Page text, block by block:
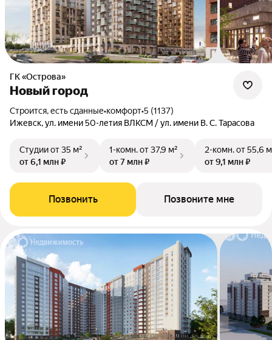
ГК «Острова»
Новый город
Строится, есть сданные•комфорт•5 (1137)
Ижевск, ул. имени 50-летия ВЛКСМ / ул. имени В. С. Тарасова
Студииот 35 м²
от 6,1 млн ₽
1-комн.от 37,9 м²
от 7 млн ₽
2-комн.от 55,6
от 9,1 млн ₽
Позвонить Позвоните мне